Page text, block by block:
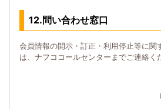
12.問い合わせ窓口
会員情報の開示・訂正・利用停止等に関
は、ナフココールセンターまでご連絡く